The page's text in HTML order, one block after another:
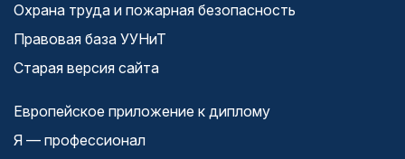
Охрана труда и пожарная безопасность
Правовая база УУНиТ
Старая версия сайта
Европейское приложение к диплому
Я — профессионал